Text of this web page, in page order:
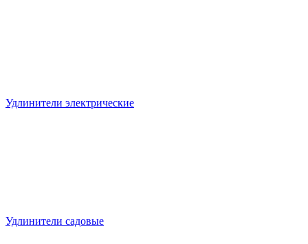
Удлинители электрические
Удлинители садовые